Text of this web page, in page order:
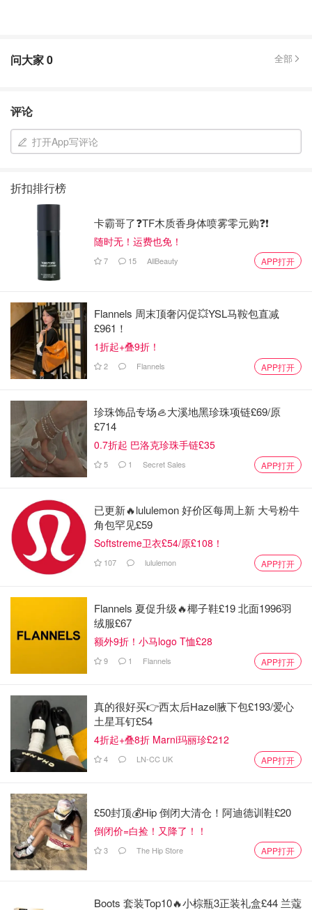
问大家0 全部
评论
打开App写评论
折扣排行榜
卡霸哥了❓TF木质香身体喷雾零元购❓❗
随时无！运费也免！
7 15 AllBeauty APP打开
Flannels 周末顶奢闪促💥YSL马鞍包直减
£961！
1折起+叠9折！
2 Flannels APP打开
珍珠饰品专场🦪大溪地黑珍珠项链£69/原
£714
0.7折起 巴洛克珍珠手链£35
5 1 Secret Sales APP打开
已更新🔥lululemon 好价区每周上新 大号粉牛
角包罕见£59
Softstreme卫衣£54/原£108！
107 lululemon APP打开
Flannels 夏促升级🔥椰子鞋£19 北面1996羽
绒服£67
额外9折！小马logo T恤£28
9 1 Flannels APP打开
真的很好买👉西太后Hazel腋下包£193/爱心
土星耳钉£54
4折起+叠8折 Marni玛丽珍£212
4 LN-CC UK APP打开
£50封顶💰Hip 倒闭大清仓！阿迪德训鞋£20
倒闭价=白捡！又降了！！
3 The Hip Store APP打开
Boots 套装Top10🔥小棕瓶3正装礼盒£44 兰蔻